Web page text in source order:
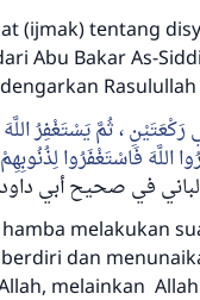
(ijmak) tentang
Abu Bakar As-
، ثُمَّ يَسْتَغْفِرُ اللَّهَ
اللَّهَ فَاسْتَغْفَرُوا
في صحيح أبي
melakukan
dan
melainkan